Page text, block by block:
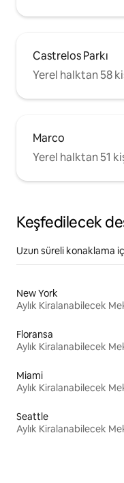
Castrelos Parkı
Yerel halktan 58
Marco
Yerel halktan 51
Keşfedilecek
Uzun süreli konaklama
New York
Aylık Kiralanabilecek
Floransa
Aylık Kiralanabilecek
Miami
Aylık Kiralanabilecek
Seattle
Aylık Kiralanabilecek